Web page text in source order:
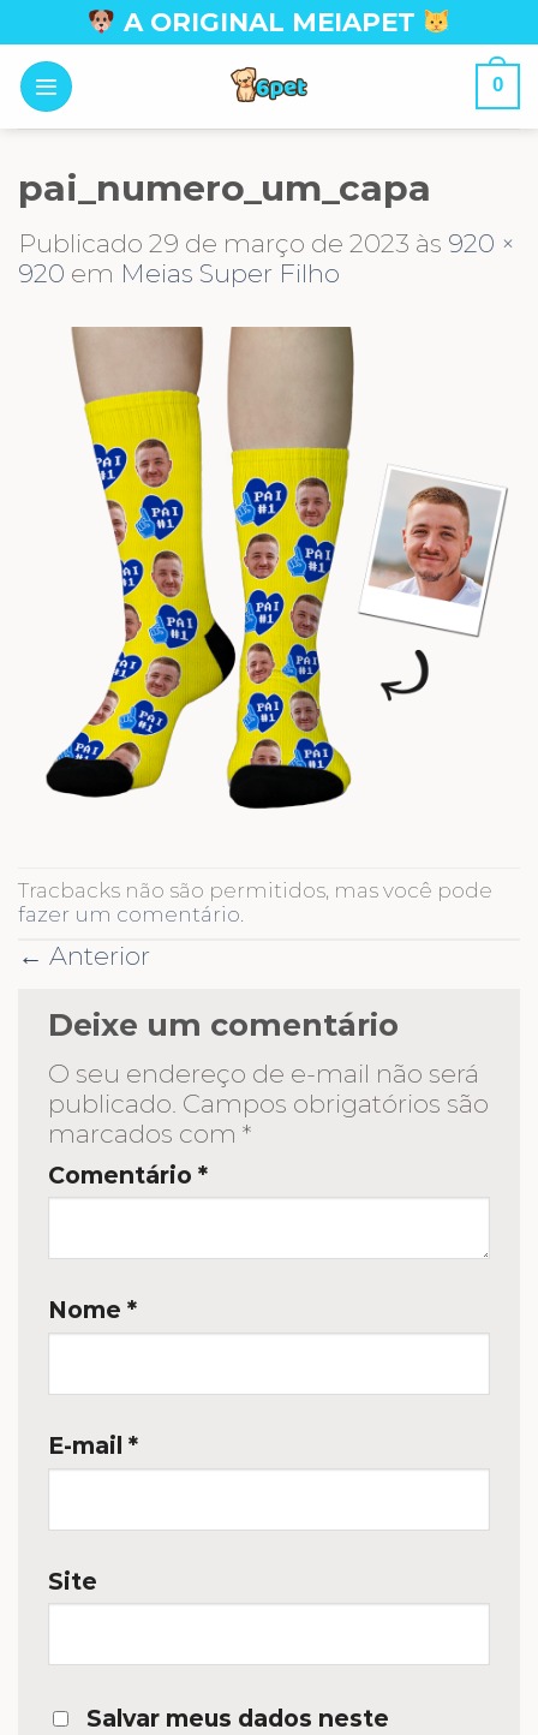
to
content
A ORIGINAL MEIAPET
0
pai_numero_um_capa
Publicado 29 de março de 2023 às 920 ×
920 em Meias Super Filho
Tracbacks não são permitidos, mas você pode
fazer um comentário.
← Anterior
Deixe um comentário
O seu endereço de e-mail não será
publicado. Campos obrigatórios são
marcados com *
Comentário *
Nome *
E-mail *
Site
Salvar meus dados neste